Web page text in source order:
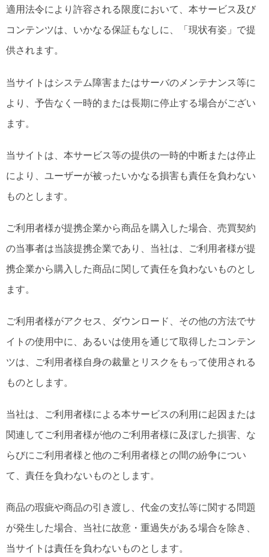
適用法令により許容される限度において、本サービス及び
コンテンツは、いかなる保証もなしに、「現状有姿」で提
供されます。
当サイトはシステム障害またはサーバのメンテナンス等に
より、予告なく一時的または長期に停止する場合がござい
ます。
当サイトは、本サービス等の提供の一時的中断または停止
により、ユーザーが被ったいかなる損害も責任を負わない
ものとします。
ご利用者様が提携企業から商品を購入した場合、売買契約
の当事者は当該提携企業であり、当社は、ご利用者様が提
携企業から購入した商品に関して責任を負わないものとし
ます。
ご利用者様がアクセス、ダウンロード、その他の方法でサ
イトの使用中に、あるいは使用を通じて取得したコンテン
ツは、ご利用者様自身の裁量とリスクをもって使用される
ものとします。
当社は、ご利用者様による本サービスの利用に起因または
関連してご利用者様が他のご利用者様に及ぼした損害、な
らびにご利用者様と他のご利用者様との間の紛争につい
て、責任を負わないものとします。
商品の瑕疵や商品の引き渡し、代金の支払等に関する問題
が発生した場合、当社に故意・重過失がある場合を除き、
当サイトは責任を負わないものとします。